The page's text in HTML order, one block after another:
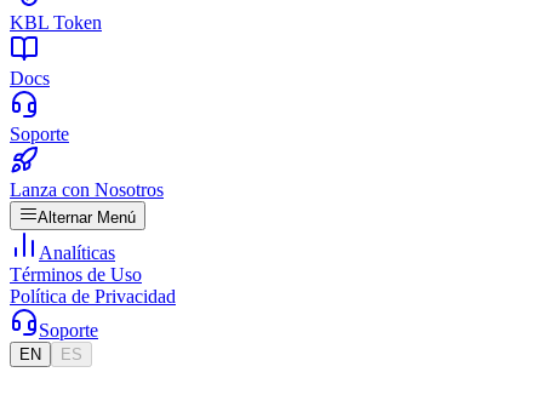
KBL Token
Docs
Soporte
Lanza con Nosotros
Alternar Menú
Analíticas
Términos de Uso
Política de Privacidad
Soporte
EN ES